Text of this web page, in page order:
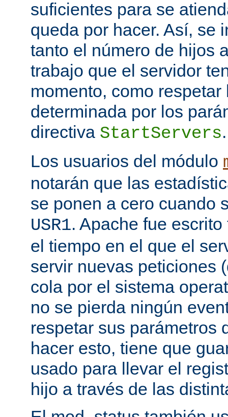
suficientes para se
queda por hacer. Así, se
tanto el número de hijos
trabajo que el servidor
momento, como
determinada por los
directiva StartServers.
Los usuarios del módulo
notarán que las
se ponen a cero cuando
USR1. Apache fue
el tiempo en el que el
servir nuevas peticiones
cola por el sistema
no se pierda ningún
respetar sus parámetros
hacer esto, tiene que
usado para llevar el
hijo a través de las